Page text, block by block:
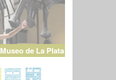
Museo de La Plata